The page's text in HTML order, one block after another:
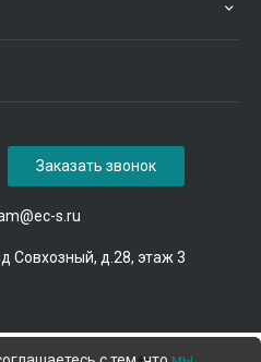
s.ru
Совхозный, д.28, этаж 3
Заказать звонок